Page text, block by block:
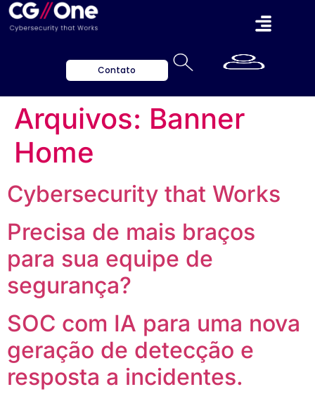
Contato
Arquivos: Banner
Home
Cybersecurity that Works
Precisa de mais braços
para sua equipe de
segurança?
SOC com IA para uma nova
geração de detecção e
resposta a incidentes.